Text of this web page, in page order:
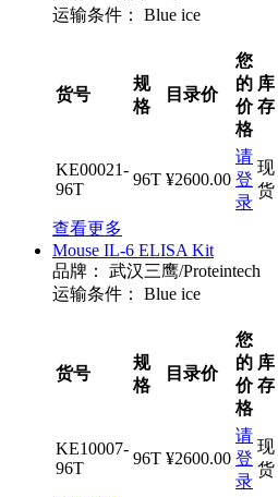
运输条件：
Blue ice
货号
规
格
目录价
您
的
价
格
库
存
KE00021-
96T
96T ¥2600.00
请
登
录
现
货
查看更多
Mouse IL-6 ELISA Kit
品牌：
武汉三鹰/Proteintech
运输条件：
Blue ice
货号
规
格
目录价
您
的
价
格
库
存
KE10007-
96T
96T ¥2600.00
请
登
录
现
货